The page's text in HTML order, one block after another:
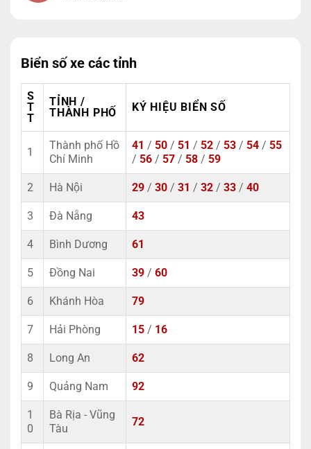
Biển số xe các tỉnh
S
T
T
TỈNH /
THÀNH PHỐ
KÝ HIỆU BIỂN SỐ
1
Thành phố Hồ
Chí Minh
41 / 50 / 51 / 52 / 53 / 54 / 55
/ 56 / 57 / 58 / 59
2 Hà Nội 29 / 30 / 31 / 32 / 33 / 40
3 Đà Nẵng 43
4 Bình Dương 61
5 Đồng Nai 39 / 60
6 Khánh Hòa 79
7 Hải Phòng 15 / 16
8 Long An 62
9 Quảng Nam 92
1
0
Bà Rịa - Vũng
Tàu
72